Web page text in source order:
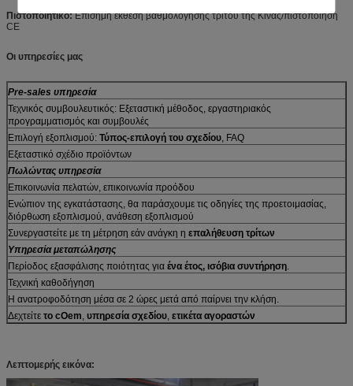
Πιστοποιητικό:Επίσημη έκθεση βαθμολόγησης τρίτου της Κίνας/πιστοποίηση
CE
Οι υπηρεσίες μας
Pre-sales υπηρεσία
Τεχνικός συμβουλευτικός: Εξεταστική μέθοδος, εργαστηριακός
προγραμματισμός και συμβουλές
Επιλογή εξοπλισμού: Τύπος-επιλογή του σχεδίου , FAQ
Εξεταστικό σχέδιο προϊόντων
Πωλώντας υπηρεσία
Επικοινωνία πελατών, επικοινωνία προόδου
Ενώπιον της εγκατάστασης, θα παράσχουμε τις οδηγίες της προετοιμασίας,
διόρθωση εξοπλισμού, ανάθεση εξοπλισμού
Συνεργαστείτε με τη μέτρηση εάν ανάγκη η επαλήθευση τρίτων
Υπηρεσία μεταπώλησης
Περίοδος εξασφάλισης ποιότητας για ένα έτος, ισόβια συντήρηση
Τεχνική καθοδήγηση
Η ανατροφοδότηση μέσα σε 2 ώρες μετά από παίρνει την κλήση.
Δεχτείτε το cOem υπηρεσία σχεδίου ετικέτα αγοραστών
Λεπτομερής εικόνα: